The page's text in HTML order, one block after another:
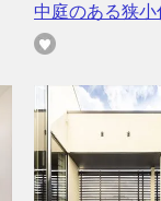
中庭のある狭小